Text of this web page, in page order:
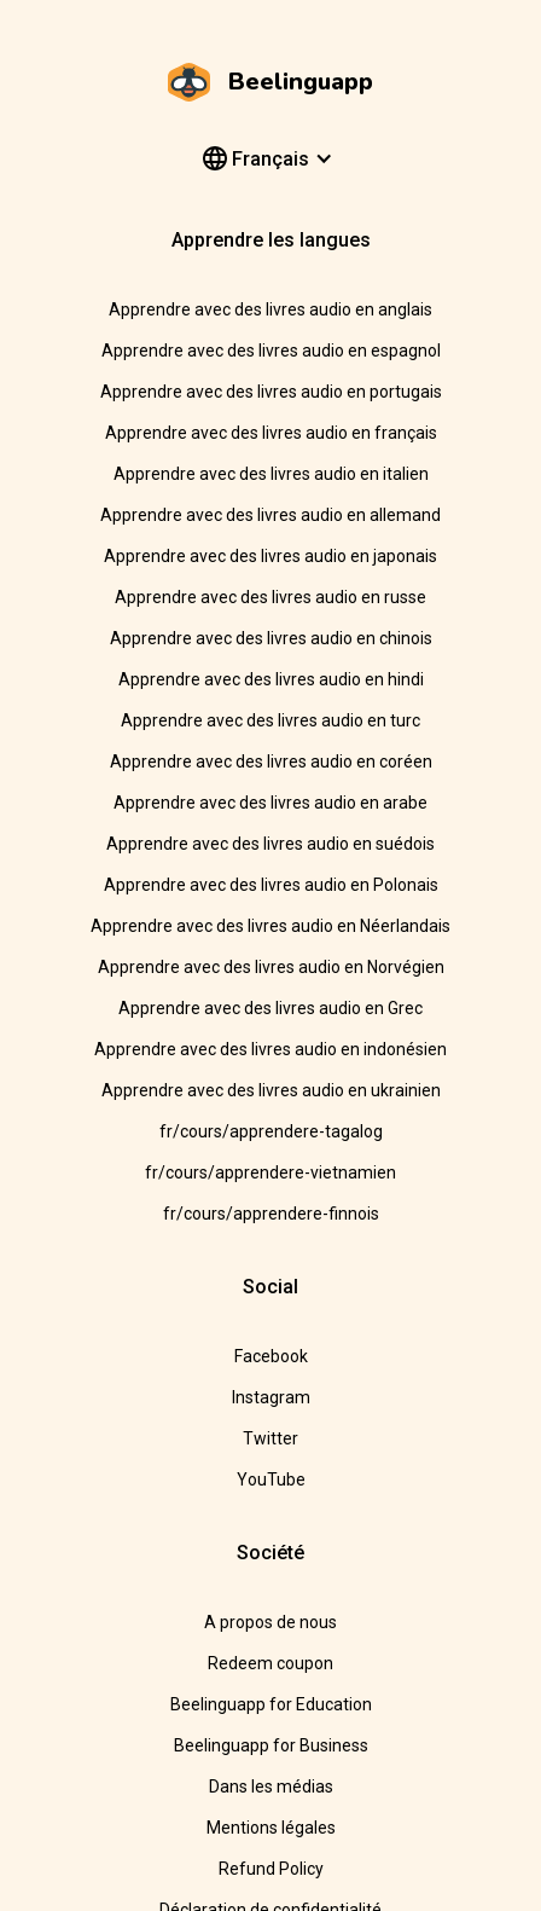
Beelinguapp
Français
Apprendre les langues
Apprendre avec des livres audio en anglais
Apprendre avec des livres audio en espagnol
Apprendre avec des livres audio en portugais
Apprendre avec des livres audio en français
Apprendre avec des livres audio en italien
Apprendre avec des livres audio en allemand
Apprendre avec des livres audio en japonais
Apprendre avec des livres audio en russe
Apprendre avec des livres audio en chinois
Apprendre avec des livres audio en hindi
Apprendre avec des livres audio en turc
Apprendre avec des livres audio en coréen
Apprendre avec des livres audio en arabe
Apprendre avec des livres audio en suédois
Apprendre avec des livres audio en Polonais
Apprendre avec des livres audio en Néerlandais
Apprendre avec des livres audio en Norvégien
Apprendre avec des livres audio en Grec
Apprendre avec des livres audio en indonésien
Apprendre avec des livres audio en ukrainien
fr/cours/apprendere-tagalog
fr/cours/apprendere-vietnamien
fr/cours/apprendere-finnois
Social
Facebook
Instagram
Twitter
YouTube
Société
A propos de nous
Redeem coupon
Beelinguapp for Education
Beelinguapp for Business
Dans les médias
Mentions légales
Refund Policy